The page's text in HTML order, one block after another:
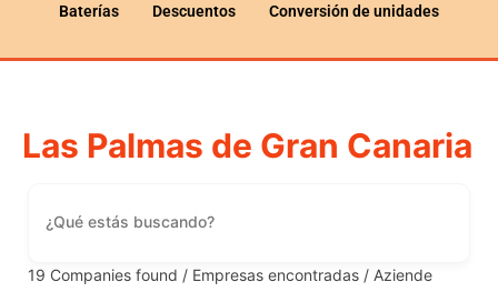
Baterías Descuentos Conversión de unidades
Las Palmas de Gran Canaria
19 Companies found / Empresas encontradas / Aziende